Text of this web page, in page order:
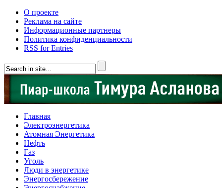
О проекте
Реклама на сайте
Информационные партнеры
Политика конфиденциальности
RSS for Entries
Главная
Электроэнергетика
Атомная Энергетика
Нефть
Газ
Уголь
Люди в энергетике
Энергосбережение